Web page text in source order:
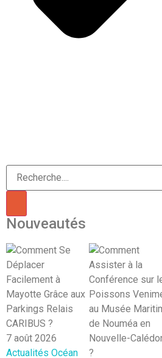
Nouveautés
7 août 2026
Actualités Océan